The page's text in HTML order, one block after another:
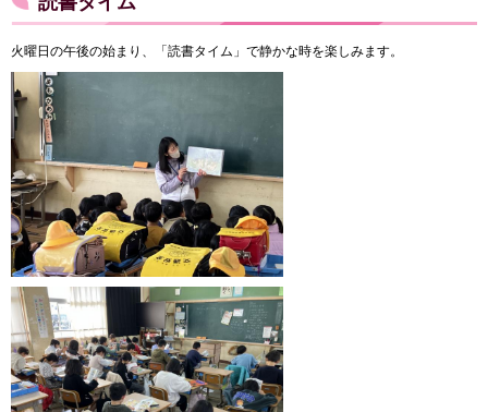
火曜日の午後の始まり、「読書タイム」で静かな時を楽しみます。